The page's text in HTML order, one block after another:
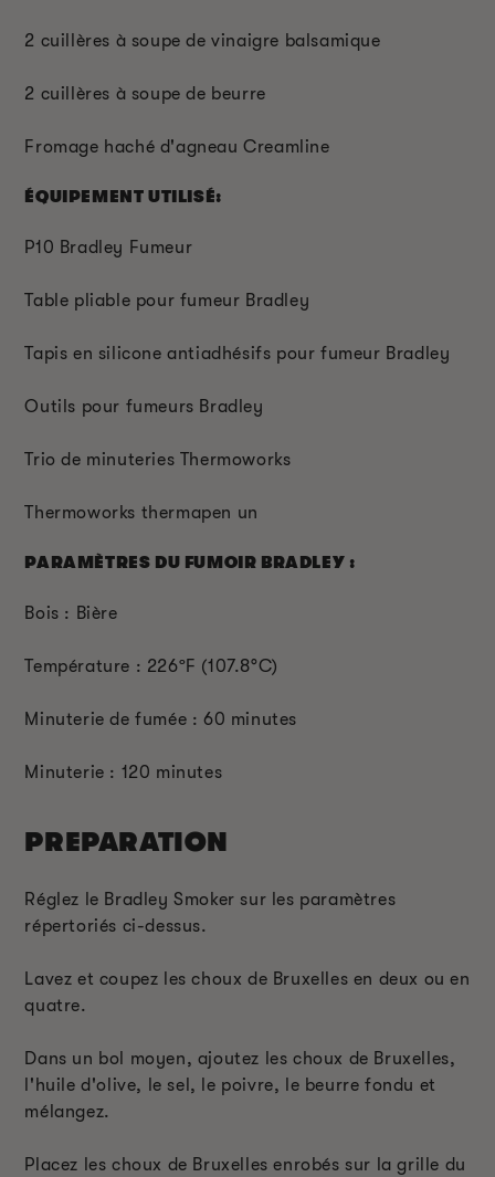
2 cuillères à soupe de vinaigre balsamique
2 cuillères à soupe de beurre
Fromage haché d'agneau Creamline
ÉQUIPEMENT UTILISÉ:
P10 Bradley Fumeur
Table pliable pour fumeur Bradley
Tapis en silicone antiadhésifs pour fumeur Bradley
Outils pour fumeurs Bradley
Trio de minuteries Thermoworks
Thermoworks thermapen un
PARAMÈTRES DU FUMOIR BRADLEY :
Bois : Bière
Température : 226ºF (107.8°C)
Minuterie de fumée : 60 minutes
Minuterie : 120 minutes
PREPARATION
Réglez le Bradley Smoker sur les paramètres
répertoriés ci-dessus.
Lavez et coupez les choux de Bruxelles en deux ou en
quatre.
Dans un bol moyen, ajoutez les choux de Bruxelles,
l'huile d'olive, le sel, le poivre, le beurre fondu et
mélangez.
Placez les choux de Bruxelles enrobés sur la grille du